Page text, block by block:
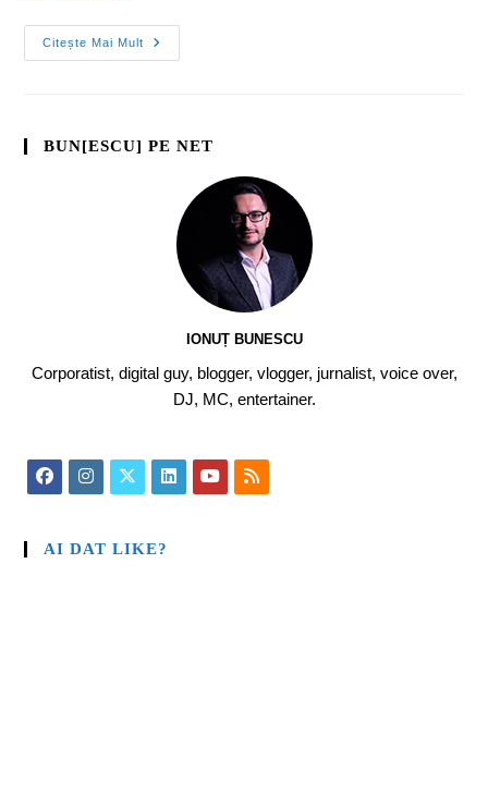
Citește Mai Mult
BUN[ESCU] PE NET
IONUȚ BUNESCU
Corporatist, digital guy, blogger, vlogger, jurnalist, voice over,
DJ, MC, entertainer.
AI DAT LIKE?